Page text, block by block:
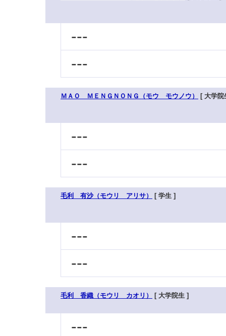
---
---
ＭＡＯ ＭＥＮＧＮＯＮＧ（モウ モウノウ） [ 大学院
---
---
毛利 有沙（モウリ アリサ） [ 学生 ]
---
---
毛利 香織（モウリ カオリ） [ 大学院生 ]
---